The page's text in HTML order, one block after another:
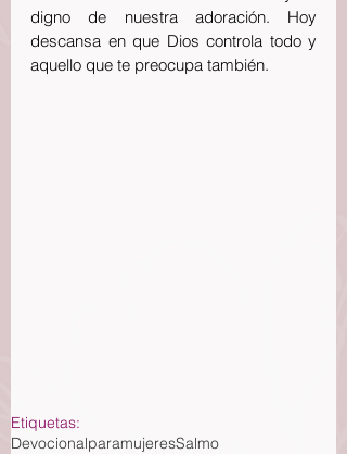
digno de nuestra adoración. Hoy
descansa en que Dios controla todo y
aquello que te preocupa también.
Etiquetas:
DevocionalparamujeresSalmo